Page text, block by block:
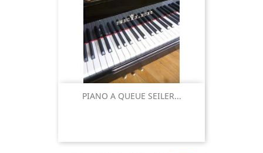
PIANO A QUEUE SEILER...